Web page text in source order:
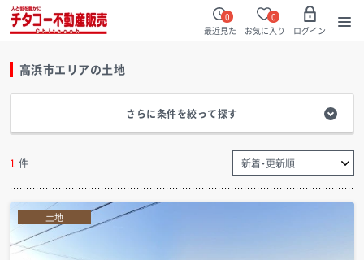
0
最近見た
0
お気に入り
ログイン
高浜市エリアの土地
さらに条件を絞って探す
1 件
土地